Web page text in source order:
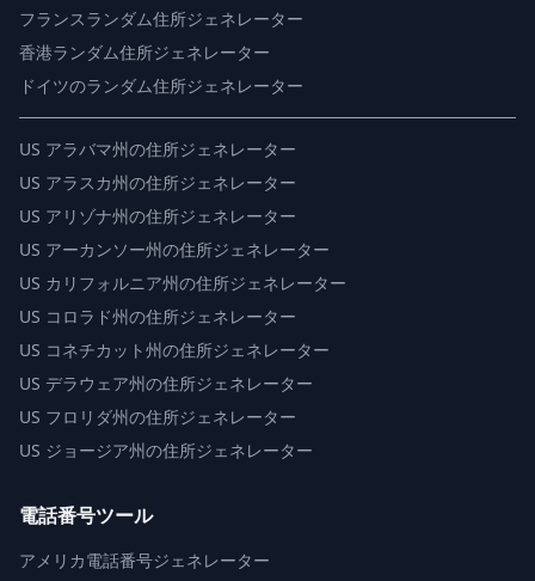
フランスランダム住所ジェネレーター
香港ランダム住所ジェネレーター
ドイツのランダム住所ジェネレーター
US アラバマ州の住所ジェネレーター
US アラスカ州の住所ジェネレーター
US アリゾナ州の住所ジェネレーター
US アーカンソー州の住所ジェネレーター
US カリフォルニア州の住所ジェネレーター
US コロラド州の住所ジェネレーター
US コネチカット州の住所ジェネレーター
US デラウェア州の住所ジェネレーター
US フロリダ州の住所ジェネレーター
US ジョージア州の住所ジェネレーター
電話番号ツール
アメリカ電話番号ジェネレーター